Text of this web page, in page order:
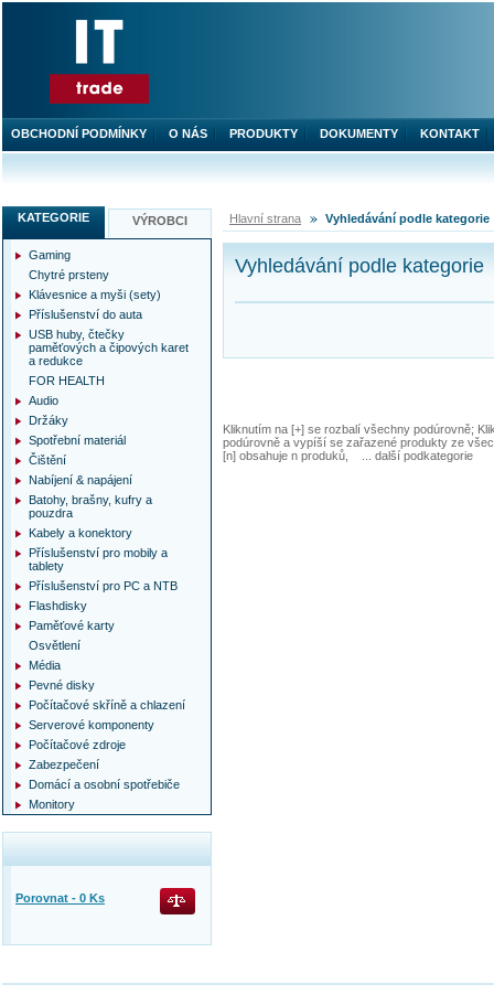
Hlavní strana Vyhledávání podle kategorie
Vyhledávání podle kategorie
Kliknutím na [+] se rozbalí všechny podúrovně;
podúrovně a vypíší se zařazené produkty ze
[n] obsahuje n produků, ... další podkategorie
KATEGORIE VÝROBCI
Gaming
Chytré prsteny
Klávesnice a myši (sety)
Příslušenství do auta
USB huby, čtečky
paměťových a čipových karet
a redukce
FOR HEALTH
Audio
Držáky
Spotřební materiál
Čištění
Nabíjení & napájení
Batohy, brašny, kufry a
pouzdra
Kabely a konektory
Příslušenství pro mobily a
tablety
Příslušenství pro PC a NTB
Flashdisky
Paměťové karty
Osvětlení
Média
Pevné disky
Počítačové skříně a chlazení
Serverové komponenty
Počítačové zdroje
Zabezpečení
Domácí a osobní spotřebiče
Monitory
Porovnat - 0 Ks
OBCHODNÍ PODMÍNKY O NÁS PRODUKTY DOKUMENTY KONTAKT